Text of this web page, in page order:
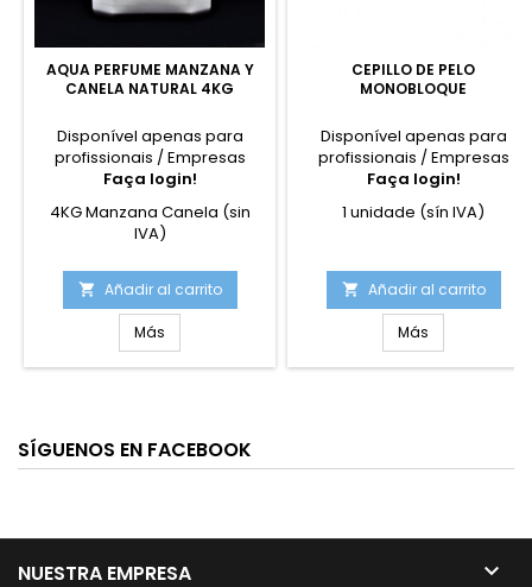
AQUA PERFUME MANZANA Y
CANELA NATURAL 4KG
Disponível apenas para
profissionais / Empresas
Faça login!
4KG Manzana Canela (sin
IVA)
 Añadir al carrito
Más
CEPILLO DE PELO
MONOBLOQUE
Disponível apenas para
profissionais / Empresas
Faça login!
1 unidade (sín IVA)
 Añadir al carrito
Más
SÍGUENOS EN FACEBOOK
NUESTRA EMPRESA 